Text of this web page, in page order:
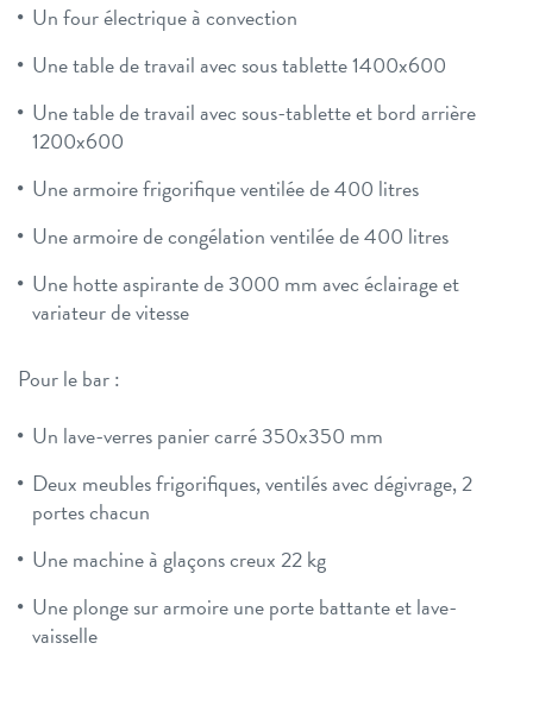
Un four électrique à convection
Une table de travail avec sous tablette 1400x600
Une table de travail avec sous-tablette et bord arrière
1200x600
Une armoire frigorifique ventilée de 400 litres
Une armoire de congélation ventilée de 400 litres
Une hotte aspirante de 3000 mm avec éclairage et
variateur de vitesse
Pour le bar :
Un lave-verres panier carré 350x350 mm
Deux meubles frigorifiques, ventilés avec dégivrage, 2
portes chacun
Une machine à glaçons creux 22 kg
Une plonge sur armoire une porte battante et lave-
vaisselle